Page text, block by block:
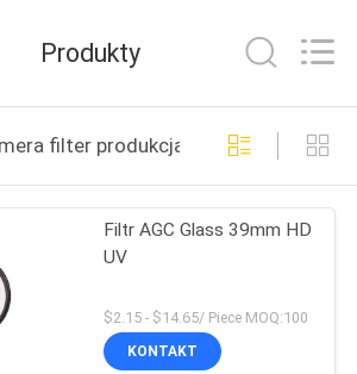
Produkty
filter produkcja online
Filtr AGC Glass 39mm HD
UV
$2.15 - $14.65/ Piece MOQ:100
KONTAKT